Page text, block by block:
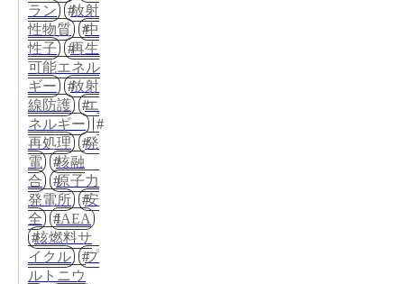
ラン
放射
性物質
中
性子
再生
可能エネル
ギー
放射
線防護
エ
ネルギー
再処理
発
電
核融
合
原子力
発電所
安
全
IAEA
核燃料サ
イクル
プ
ルトニウ